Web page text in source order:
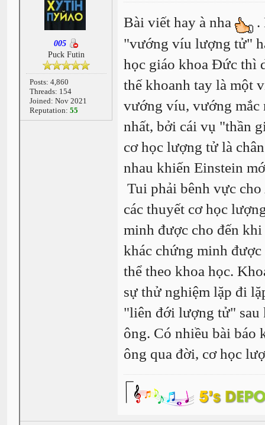
005
Puck Futin
Posts: 4,860
Threads: 154
Joined: Nov 2021
Reputation: 55
Bài viết hay à nha
.
"vướng víu lượng tử"
học giáo khoa Đức thì
thế khoanh tay là một
vướng víu, vướng
nhất, bởi cái vụ "thần
cơ học lượng tử là
nhau khiến Einstein
Tui phải bênh vực
các thuyết cơ học
minh được cho đến khi
khác chứng minh
thể theo khoa học.
sự thử nghiệm lặp đi
"liên đới lượng tử" sau
ông. Có nhiều bài
ông qua đời, cơ học